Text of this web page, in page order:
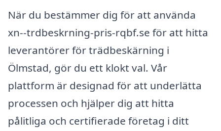
När du bestämmer dig för att använda
xn--trdbeskrning-pris-rqbf.se för att hitta
leverantörer för trädbeskärning i
Ölmstad, gör du ett klokt val. Vår
plattform är designad för att underlätta
processen och hjälper dig att hitta
pålitliga och certifierade företag i ditt